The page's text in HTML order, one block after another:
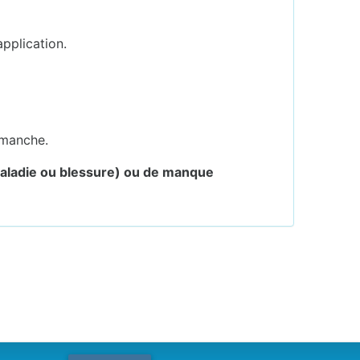
ou blessure) ou de manque